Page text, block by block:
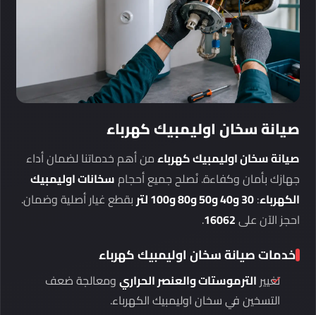
صيانة سخان اوليمبيك كهرباء
صيانة سخان اوليمبيك كهرباءمن أهم خدماتنا لضمان أداء
جهازك بأمان وكفاءة. نُصلح جميع أحجامسخانات اوليمبيك
الكهرباء:30 و40 و50 و80 و100 لتر
بقطع غيار أصلية وضمان.
احجز الآن على16062
.
خدمات صيانة سخان اوليمبيك كهرباء
تغييرالترموستات والعنصر الحراريومعالجة ضعف
التسخين في سخان اوليمبيك الكهرباء.